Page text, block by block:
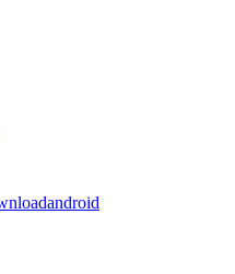
android